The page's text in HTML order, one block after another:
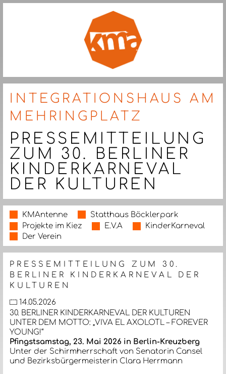
INTEGRATIONSHAUS AM
MEHRINGPLATZ
PRESSEMITTEILUNG
ZUM 30. BERLINER
KINDERKARNEVAL
DER KULTUREN
KMAntenne
Statthaus Böcklerpark
Projekte im Kiez
E.V.A
KinderKarneval
Der Verein
PRESSEMITTEILUNG ZUM 30.
BERLINER KINDERKARNEVAL DER
KULTUREN
14.05.2026
30. BERLINER KINDERKARNEVAL DER KULTUREN
UNTER DEM MOTTO: „VIVA EL AXOLOTL – FOREVER
YOUNG!“
Pfingstsamstag, 23. Mai 2026 in Berlin-Kreuzberg
Unter der Schirmherrschaft von Senatorin Cansel
und Bezirksbürgermeisterin Clara Herrmann